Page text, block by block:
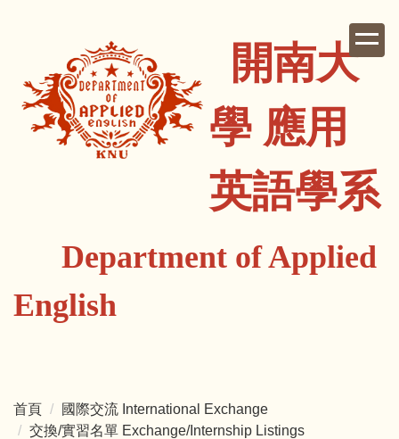
開南大
學 應用
英語學系
Department of Applied
English
首頁
國際交流 International Exchange
交換/實習名單 Exchange/Internship Listings